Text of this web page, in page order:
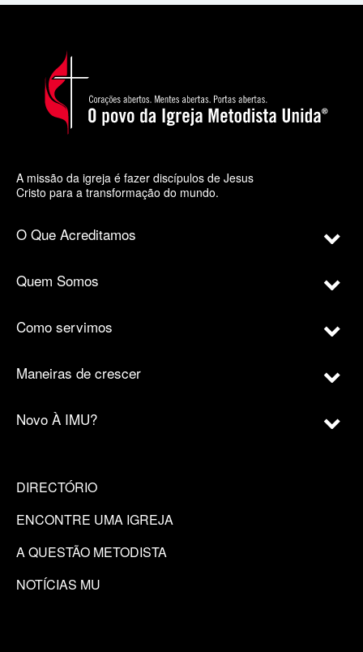
A missão da igreja é fazer discípulos de Jesus
Cristo para a transformação do mundo.
O Que Acreditamos
Quem Somos
Como servimos
Maneiras de crescer
Novo À IMU?
DIRECTÓRIO
ENCONTRE UMA IGREJA
A QUESTÃO METODISTA
NOTÍCIAS MU